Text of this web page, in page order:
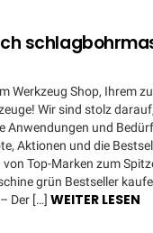
Werkzeug Shop, Ihrem
Wir sind stolz
Anwendungen und
Aktionen und die
Top-Marken zum
grün Bestseller
Der […] WEITER LESEN